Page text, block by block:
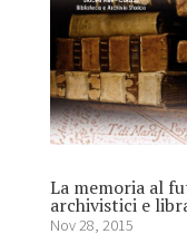
La memoria al
archivistici e
Nov 28, 2015